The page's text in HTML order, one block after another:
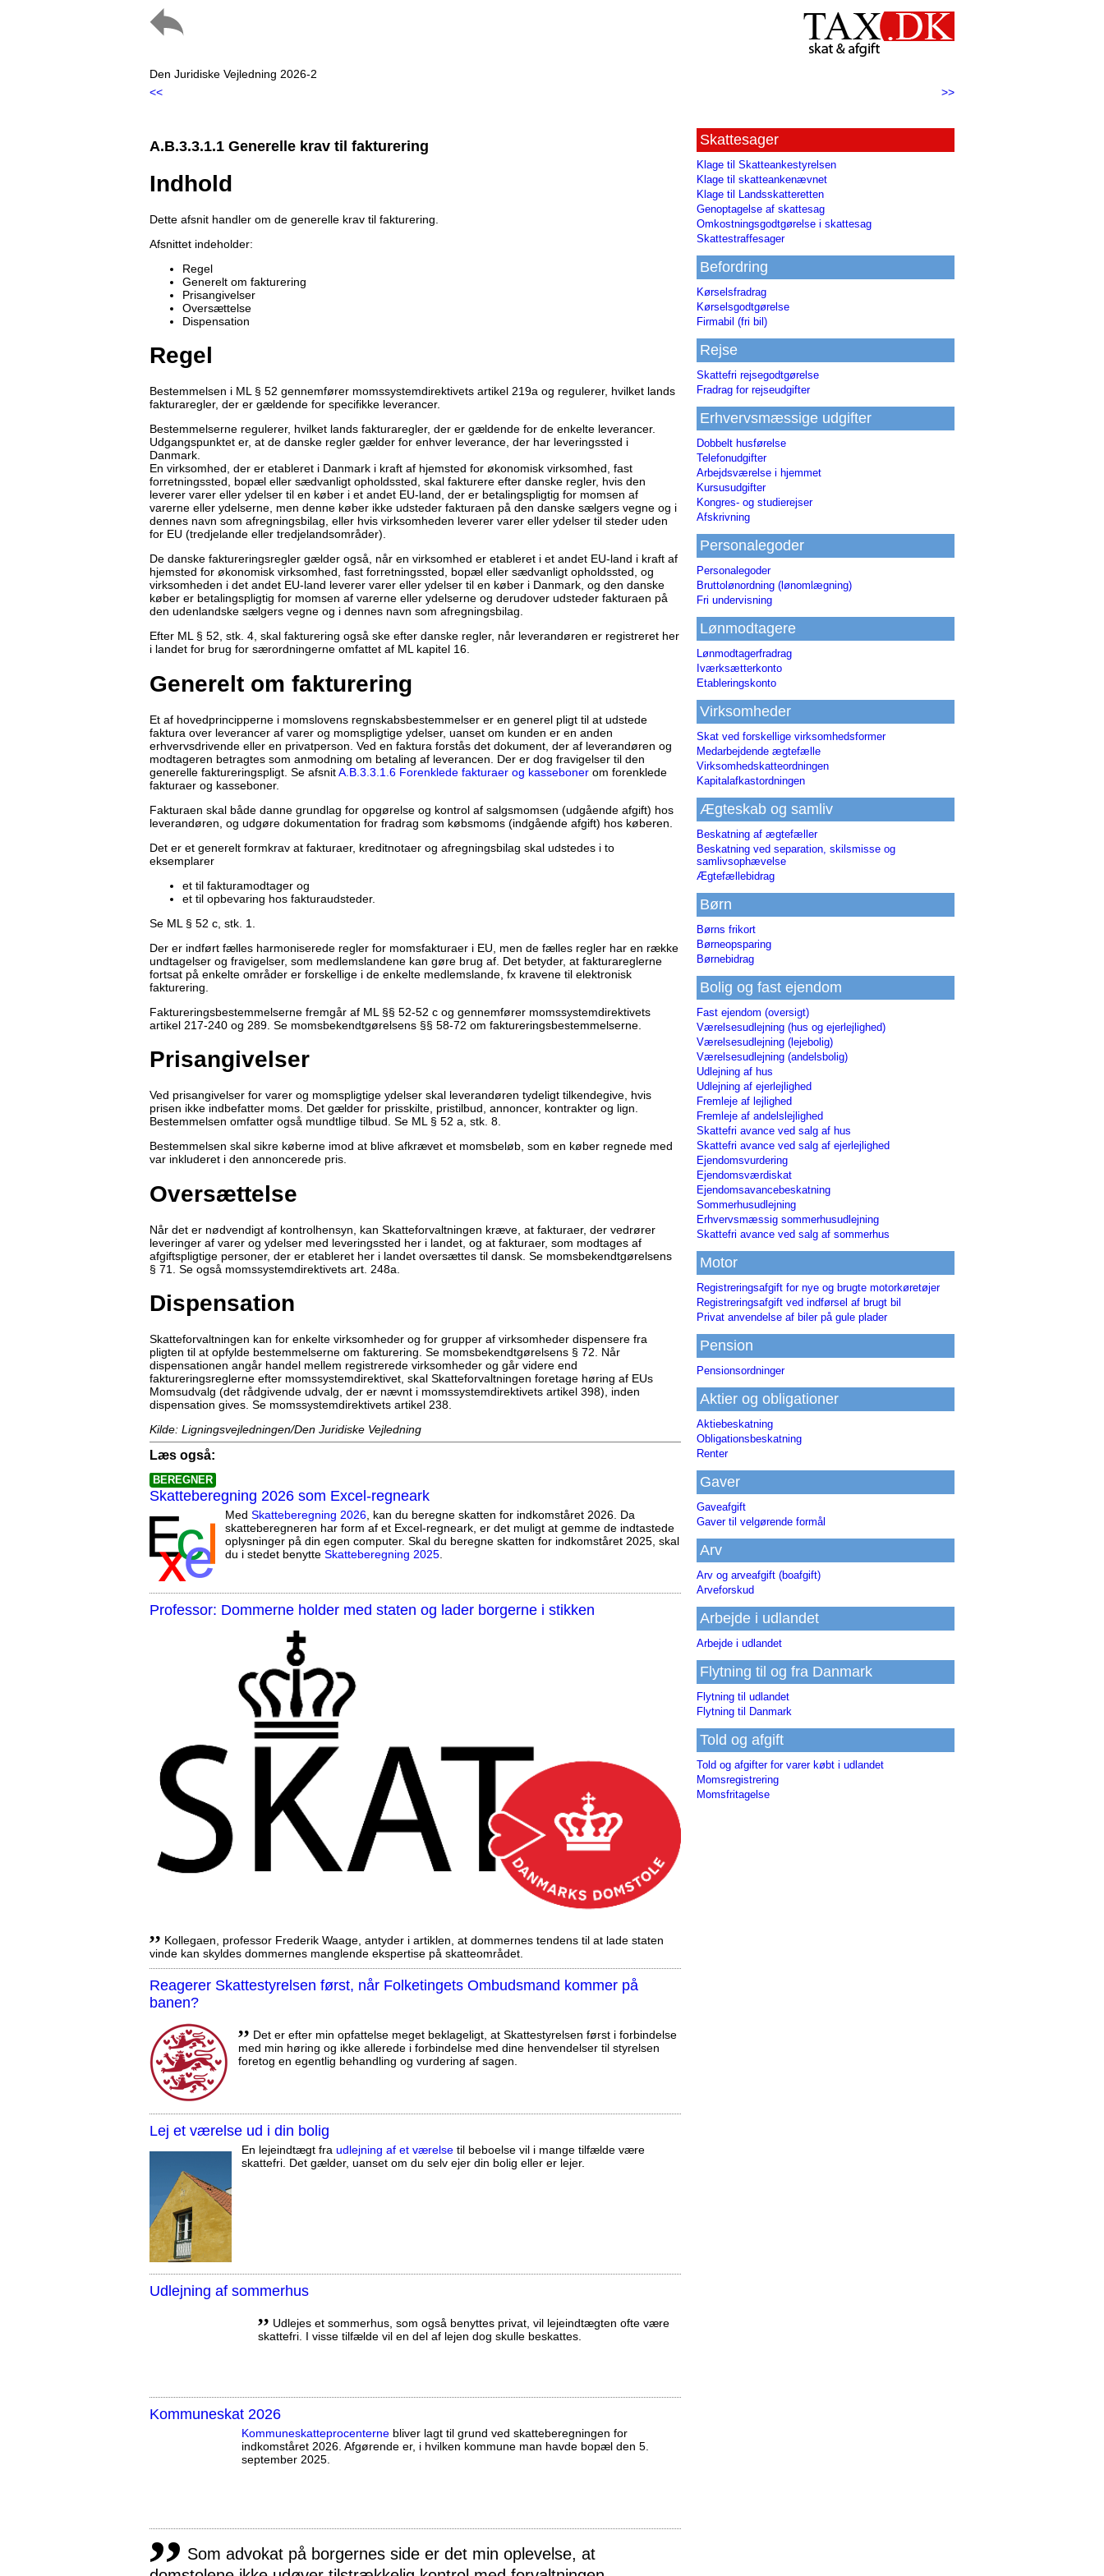
Den Juridiske Vejledning 2026-2
<<
>>
A.B.3.3.1.1 Generelle krav til fakturering
Indhold
Dette afsnit handler om de generelle krav til fakturering.
Afsnittet indeholder:
Regel
Generelt om fakturering
Prisangivelser
Oversættelse
Dispensation
Regel
Bestemmelsen i ML § 52 gennemfører momssystemdirektivets artikel 219a og regulerer, hvilket lands
fakturaregler, der er gældende for specifikke leverancer.
Bestemmelserne regulerer, hvilket lands fakturaregler, der er gældende for de enkelte leverancer.
Udgangspunktet er, at de danske regler gælder for enhver leverance, der har leveringssted i
Danmark.
En virksomhed, der er etableret i Danmark i kraft af hjemsted for økonomisk virksomhed, fast
forretningssted, bopæl eller sædvanligt opholdssted, skal fakturere efter danske regler, hvis den
leverer varer eller ydelser til en køber i et andet EU-land, der er betalingspligtig for momsen af
varerne eller ydelserne, men denne køber ikke udsteder fakturaen på den danske sælgers vegne og i
dennes navn som afregningsbilag, eller hvis virksomheden leverer varer eller ydelser til steder uden
for EU (tredjelande eller tredjelandsområder).
De danske faktureringsregler gælder også, når en virksomhed er etableret i et andet EU-land i kraft af
hjemsted for økonomisk virksomhed, fast forretningssted, bopæl eller sædvanligt opholdssted, og
virksomheden i det andet EU-land leverer varer eller ydelser til en køber i Danmark, og den danske
køber er betalingspligtig for momsen af varerne eller ydelserne og derudover udsteder fakturaen på
den udenlandske sælgers vegne og i dennes navn som afregningsbilag.
Efter ML § 52, stk. 4, skal fakturering også ske efter danske regler, når leverandøren er registreret her
i landet for brug for særordningerne omfattet af ML kapitel 16.
Generelt om fakturering
Et af hovedprincipperne i momslovens regnskabsbestemmelser er en generel pligt til at udstede
faktura over leverancer af varer og momspligtige ydelser, uanset om kunden er en anden
erhvervsdrivende eller en privatperson. Ved en faktura forstås det dokument, der af leverandøren og
modtageren betragtes som anmodning om betaling af leverancen. Der er dog fravigelser til den
generelle faktureringspligt. Se afsnitA.B.3.3.1.6 Forenklede fakturaer og kasseboner om forenklede
fakturaer og kasseboner.
Fakturaen skal både danne grundlag for opgørelse og kontrol af salgsmomsen (udgående afgift) hos
leverandøren, og udgøre dokumentation for fradrag som købsmoms (indgående afgift) hos køberen.
Det er et generelt formkrav at fakturaer, kreditnotaer og afregningsbilag skal udstedes i to
eksemplarer
et til fakturamodtager og
et til opbevaring hos fakturaudsteder.
Se ML § 52 c, stk. 1.
Der er indført fælles harmoniserede regler for momsfakturaer i EU, men de fælles regler har en række
undtagelser og fravigelser, som medlemslandene kan gøre brug af. Det betyder, at fakturareglerne
fortsat på enkelte områder er forskellige i de enkelte medlemslande, fx kravene til elektronisk
fakturering.
Faktureringsbestemmelserne fremgår af ML §§ 52-52 c og gennemfører momssystemdirektivets
artikel 217-240 og 289. Se momsbekendtgørelsens §§ 58-72 om faktureringsbestemmelserne.
Prisangivelser
Ved prisangivelser for varer og momspligtige ydelser skal leverandøren tydeligt tilkendegive, hvis
prisen ikke indbefatter moms. Det gælder for prisskilte, pristilbud, annoncer, kontrakter og lign.
Bestemmelsen omfatter også mundtlige tilbud. Se ML § 52 a, stk. 8.
Bestemmelsen skal sikre køberne imod at blive afkrævet et momsbeløb, som en køber regnede med
var inkluderet i den annoncerede pris.
Oversættelse
Når det er nødvendigt af kontrolhensyn, kan Skatteforvaltningen kræve, at fakturaer, der vedrører
leveringer af varer og ydelser med leveringssted her i landet, og at fakturaer, som modtages af
afgiftspligtige personer, der er etableret her i landet oversættes til dansk. Se momsbekendtgørelsens
§ 71. Se også momssystemdirektivets art. 248a.
Dispensation
Skatteforvaltningen kan for enkelte virksomheder og for grupper af virksomheder dispensere fra
pligten til at opfylde bestemmelserne om fakturering. Se momsbekendtgørelsens § 72. Når
dispensationen angår handel mellem registrerede virksomheder og går videre end
faktureringsreglerne efter momssystemdirektivet, skal Skatteforvaltningen foretage høring af EUs
Momsudvalg (det rådgivende udvalg, der er nævnt i momssystemdirektivets artikel 398), inden
dispensation gives. Se momssystemdirektivets artikel 238.
Kilde: Ligningsvejledningen/Den Juridiske Vejledning
Læs også:
BEREGNER
Skatteberegning 2026 som Excel-regneark
Med Skatteberegning 2026 , kan du beregne skatten for indkomståret 2026. Da
skatteberegneren har form af et Excel-regneark, er det muligt at gemme de indtastede
oplysninger på din egen computer. Skal du beregne skatten for indkomståret 2025, skal
du i stedet benytte Skatteberegning 2025
Professor: Dommerne holder med staten og lader borgerne i stikken
,, Kollegaen, professor Frederik Waage, antyder i artiklen, at dommernes tendens til at lade staten
vinde kan skyldes dommernes manglende ekspertise på skatteområdet.
Reagerer Skattestyrelsen først, når Folketingets Ombudsmand kommer på
banen?
,, Det er efter min opfattelse meget beklageligt, at Skattestyrelsen først i forbindelse
med min høring og ikke allerede i forbindelse med dine henvendelser til styrelsen
foretog en egentlig behandling og vurdering af sagen.
Lej et værelse ud i din bolig
En lejeindtægt fra udlejning af et værelse til beboelse vil i mange tilfælde være
skattefri. Det gælder, uanset om du selv ejer din bolig eller er lejer.
Udlejning af sommerhus
,, Udlejes et sommerhus, som også benyttes privat, vil lejeindtægten ofte være
skattefri. I visse tilfælde vil en del af lejen dog skulle beskattes.
Kommuneskat 2026
Kommuneskatte­procenterne bliver lagt til grund ved skatteberegningen for
indkomståret 2026. Afgørende er, i hvilken kommune man havde bopæl den 5.
september 2025.
,, Som advokat på borgernes side er det min oplevelse, at
Skattesager
Klage til Skatteankestyrelsen
Klage til skatteankenævnet
Klage til Landsskatteretten
Genoptagelse af skattesag
Omkostningsgodtgørelse i skattesag
Skattestraffesager
Befordring
Kørselsfradrag
Kørselsgodtgørelse
Firmabil (fri bil)
Rejse
Skattefri rejsegodtgørelse
Fradrag for rejseudgifter
Erhvervsmæssige udgifter
Dobbelt husførelse
Telefonudgifter
Arbejdsværelse i hjemmet
Kursusudgifter
Kongres- og studierejser
Afskrivning
Personalegoder
Personalegoder
Bruttolønordning (lønomlægning)
Fri undervisning
Lønmodtagere
Lønmodtagerfradrag
Iværksætterkonto
Etableringskonto
Virksomheder
Skat ved forskellige virksomhedsformer
Medarbejdende ægtefælle
Virksomhedskatteordningen
Kapitalafkastordningen
Ægteskab og samliv
Beskatning af ægtefæller
Beskatning ved separation, skilsmisse og
samlivsophævelse
Ægtefællebidrag
Børn
Børns frikort
Børneopsparing
Børnebidrag
Bolig og fast ejendom
Fast ejendom (oversigt)
Værelsesudlejning (hus og ejerlejlighed)
Værelsesudlejning (lejebolig)
Værelsesudlejning (andelsbolig)
Udlejning af hus
Udlejning af ejerlejlighed
Fremleje af lejlighed
Fremleje af andelslejlighed
Skattefri avance ved salg af hus
Skattefri avance ved salg af ejerlejlighed
Ejendomsvurdering
Ejendomsværdiskat
Ejendomsavancebeskatning
Sommerhusudlejning
Erhvervsmæssig sommerhusudlejning
Skattefri avance ved salg af sommerhus
Motor
Registreringsafgift for nye og brugte motorkøretøjer
Registreringsafgift ved indførsel af brugt bil
Privat anvendelse af biler på gule plader
Pension
Pensionsordninger
Aktier og obligationer
Aktiebeskatning
Obligationsbeskatning
Renter
Gaver
Gaveafgift
Gaver til velgørende formål
Arv
Arv og arveafgift (boafgift)
Arveforskud
Arbejde i udlandet
Arbejde i udlandet
Flytning til og fra Danmark
Flytning til udlandet
Flytning til Danmark
Told og afgift
Told og afgifter for varer købt i udlandet
Momsregistrering
Momsfritagelse